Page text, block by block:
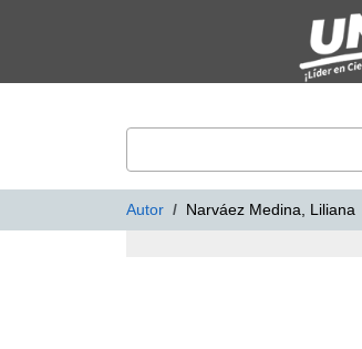
Autor Narváez Medina, Liliana